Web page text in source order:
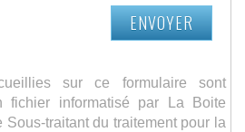
ENVOYER
sur ce formulaire sont
fichier informatisé par La Boite
Sous-traitant du traitement pour la